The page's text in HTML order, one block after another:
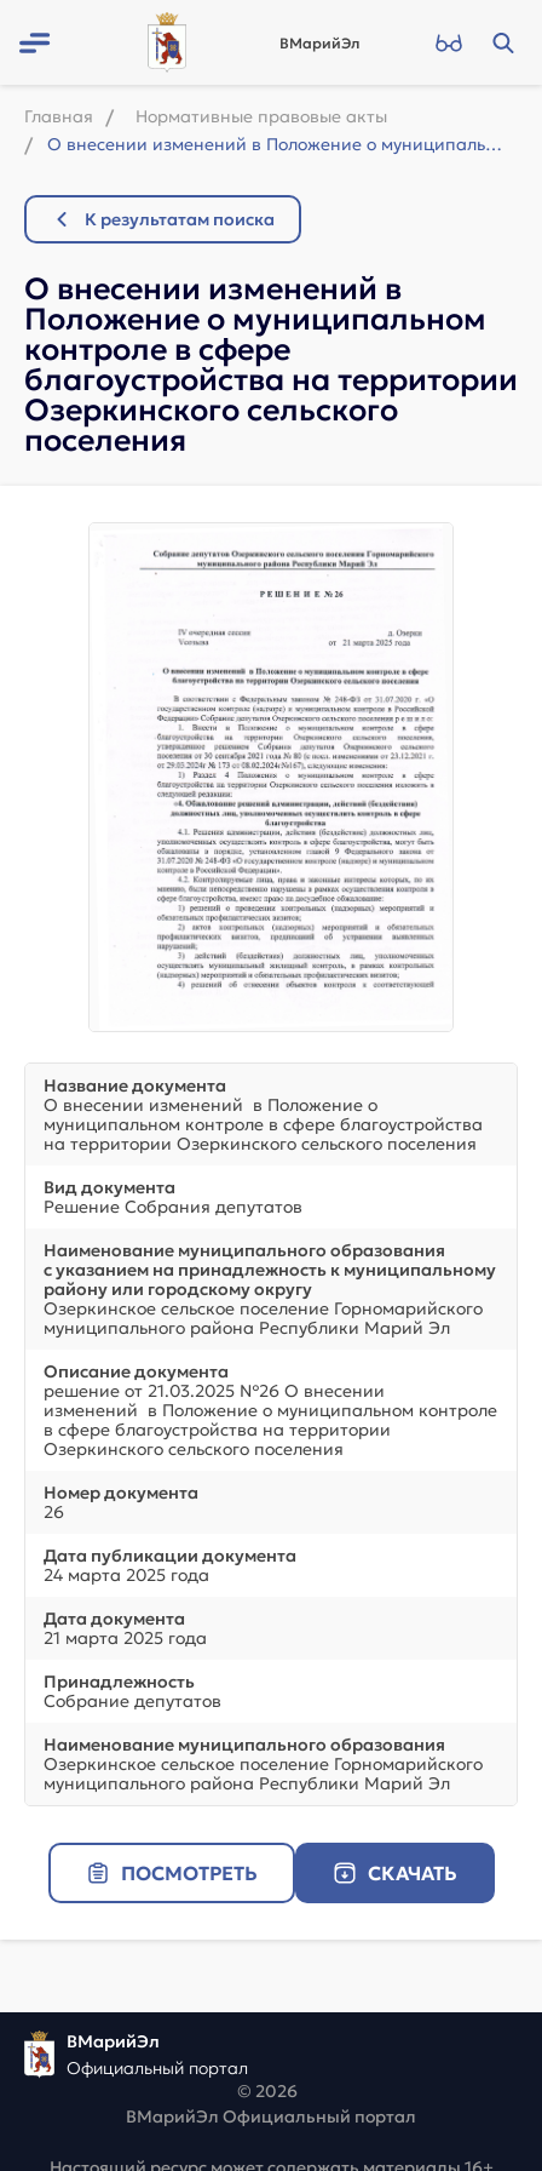
ВМарийЭл
Главная
Нормативные правовые акты
О внесении изменений в Положение о муниципальном контроле в сфере благоустройст...
К результатам поиска
О внесении изменений в
Положение о муниципальном
контроле в сфере
благоустройства на территории
Озеркинского сельского
поселения
Название документа
О внесении изменений в Положение о
муниципальном контроле в сфере благоустройства
на территории Озеркинского сельского поселения
Вид документа
Решение Собрания депутатов
Наименование муниципального образования
с указанием на принадлежность к муниципальному
району или городскому округу
Озеркинское сельское поселение Горномарийского
муниципального района Республики Марий Эл
Описание документа
решение от 21.03.2025 №26 О внесении
изменений в Положение о муниципальном контроле
в сфере благоустройства на территории
Озеркинского сельского поселения
Номер документа
26
Дата публикации документа
24 марта 2025 года
Дата документа
21 марта 2025 года
Принадлежность
Собрание депутатов
Наименование муниципального образования
Озеркинское сельское поселение Горномарийского
муниципального района Республики Марий Эл
ПОСМОТРЕТЬ СКАЧАТЬ
ВМарийЭл
Официальный портал
© 2026
ВМарийЭл Официальный портал